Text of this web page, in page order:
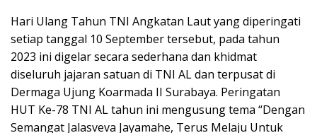
Hari Ulang Tahun TNI Angkatan Laut yang diperingati
setiap tanggal 10 September tersebut, pada tahun
2023 ini digelar secara sederhana dan khidmat
diseluruh jajaran satuan di TNI AL dan terpusat di
Dermaga Ujung Koarmada II Surabaya. Peringatan
HUT Ke-78 TNI AL tahun ini mengusung tema “Dengan
Semangat Jalasveva Jayamahe, Terus Melaju Untuk